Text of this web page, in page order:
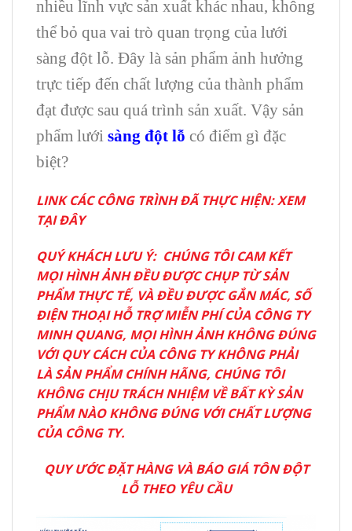
nhiều lĩnh vực sản xuất khác nhau, không
thể bỏ qua vai trò quan trọng của lưới
sàng đột lỗ. Đây là sản phẩm ảnh hưởng
trực tiếp đến chất lượng của thành phẩm
đạt được sau quá trình sản xuất. Vậy sản
phẩm lưới sàng đột lỗ có điểm gì đặc
biệt?
LINK CÁC CÔNG TRÌNH ĐÃ THỰC HIỆN:XEM
TẠI ĐÂY
QUÝ KHÁCH LƯU Ý: CHÚNG TÔI CAM KẾT
MỌI HÌNH ẢNH ĐỀU ĐƯỢC CHỤP TỪ SẢN
PHẨM THỰC TẾ, VÀ ĐỀU ĐƯỢC GẮN MÁC, SỐ
ĐIỆN THOẠI HỖ TRỢ MIỄN PHÍ CỦA CÔNG TY
MINH QUANG, MỌI HÌNH ẢNH KHÔNG ĐÚNG
VỚI QUY CÁCH CỦA CÔNG TY KHÔNG PHẢI
LÀ SẢN PHẨM CHÍNH HÃNG, CHÚNG TÔI
KHÔNG CHỊU TRÁCH NHIỆM VỀ BẤT KỲ SẢN
PHẨM NÀO KHÔNG ĐÚNG VỚI CHẤT LƯỢNG
CỦA CÔNG TY.
QUY ƯỚC ĐẶT HÀNG VÀ BÁO GIÁ TÔN ĐỘT
LỖ THEO YÊU CẦU